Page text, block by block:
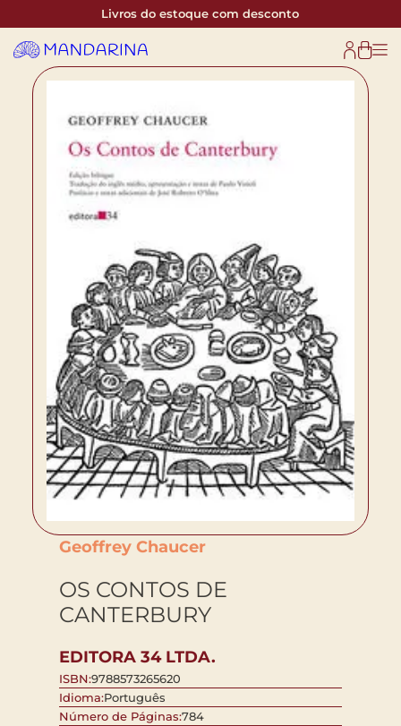
Livros do estoque com desconto
Geoffrey Chaucer
OS CONTOS DE
CANTERBURY
EDITORA 34 LTDA.
ISBN:9788573265620
Idioma:Português
Número de Páginas:784